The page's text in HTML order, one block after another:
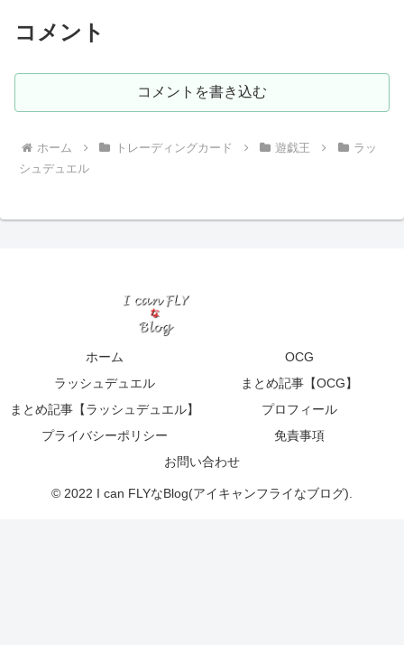
コメント
コメントを書き込む
ホーム トレーディングカード 遊戯王
ラッ
シュデュエル
ホーム
OCG
ラッシュデュエル
まとめ記事【OCG】
まとめ記事【ラッシュデュエル】
プロフィール
プライバシーポリシー
免責事項
お問い合わせ
© 2022 I can FLYなBlog(アイキャンフライなブログ).